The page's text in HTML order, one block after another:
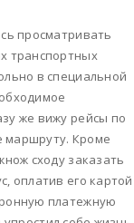
просматривать
транспортных
в специальной
же вижу рейсы по
маршруту. Кроме
сходу заказать
оплатив его картой
платежную